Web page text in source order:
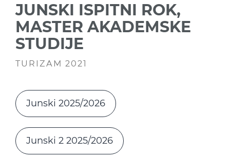
JUNSKI ISPITNI ROK,
MASTER AKADEMSKE
STUDIJE
TURIZAM 2021
Junski 2025/2026
Junski 2 2025/2026